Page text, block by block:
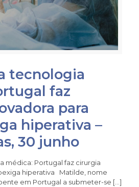
tecnologia
faz
para
hiperativa –
30 junho
médica: Portugal faz cirurgia
hiperativa Matilde, nome
em Portugal a submeter-se […]